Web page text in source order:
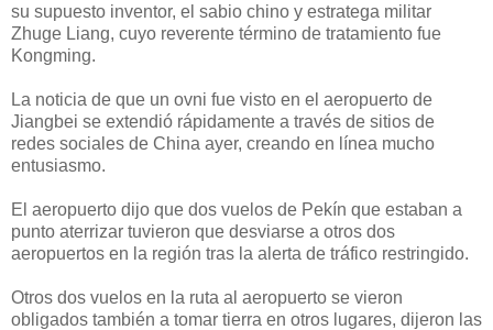
su supuesto inventor, el sabio chino y estratega militar
Zhuge Liang, cuyo reverente término de tratamiento fue
Kongming.
La noticia de que un ovni fue visto en el aeropuerto de
Jiangbei se extendió rápidamente a través de sitios de
redes sociales de China ayer, creando en línea mucho
entusiasmo.
El aeropuerto dijo que dos vuelos de Pekín que estaban a
punto aterrizar tuvieron que desviarse a otros dos
aeropuertos en la región tras la alerta de tráfico restringido.
Otros dos vuelos en la ruta al aeropuerto se vieron
obligados también a tomar tierra en otros lugares, dijeron las